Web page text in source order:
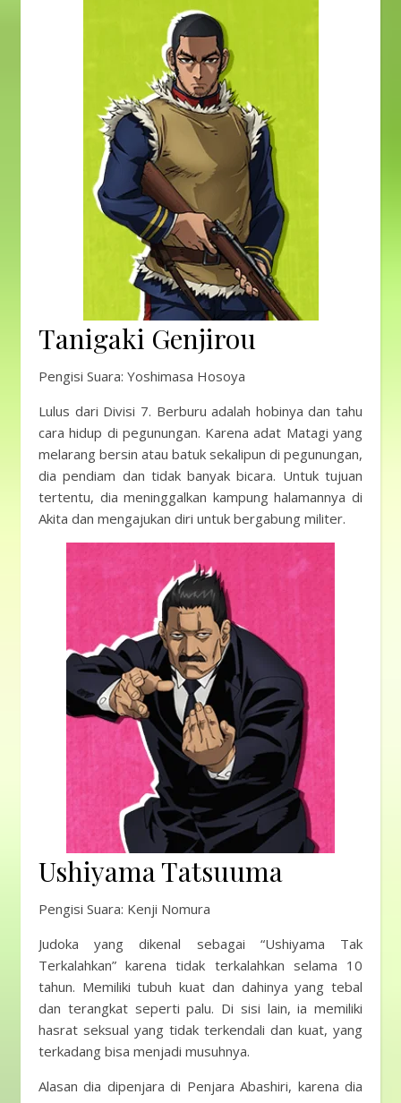
Tanigaki Genjirou
Pengisi Suara: Yoshimasa Hosoya
Lulus dari Divisi 7. Berburu adalah hobinya dan tahu
cara hidup di pegunungan. Karena adat Matagi yang
melarang bersin atau batuk sekalipun di pegunungan,
dia pendiam dan tidak banyak bicara. Untuk tujuan
tertentu, dia meninggalkan kampung halamannya di
Akita dan mengajukan diri untuk bergabung militer.
Ushiyama Tatsuuma
Pengisi Suara: Kenji Nomura
Judoka yang dikenal sebagai “Ushiyama Tak
Terkalahkan” karena tidak terkalahkan selama 10
tahun. Memiliki tubuh kuat dan dahinya yang tebal
dan terangkat seperti palu. Di sisi lain, ia memiliki
hasrat seksual yang tidak terkendali dan kuat, yang
terkadang bisa menjadi musuhnya.
Alasan dia dipenjara di Penjara Abashiri, karena dia